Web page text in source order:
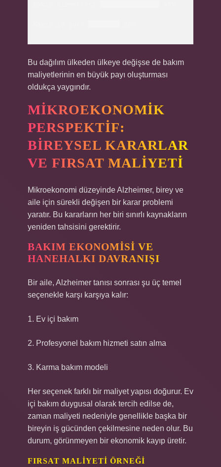
Bu dağılım ülkeden ülkeye değişse de bakım
maliyetlerinin en büyük payı oluşturması
oldukça yaygındır.
MIKROEKONOMIK
PERSPEKTIF:
BIREYSEL KARARLAR
VE FIRSAT MALIYETI
Mikroekonomi düzeyinde Alzheimer, birey ve
aile için sürekli değişen bir karar problemi
yaratır. Bu kararların her biri sınırlı kaynakların
yeniden tahsisini gerektirir.
BAKIM EKONOMISI VE
HANEHALKI DAVRANIŞI
Bir aile, Alzheimer tanısı sonrası şu üç temel
seçenekle karşı karşıya kalır:
1. Ev içi bakım
2. Profesyonel bakım hizmeti satın alma
3. Karma bakım modeli
Her seçenek farklı bir maliyet yapısı doğurur. Ev
içi bakım duygusal olarak tercih edilse de,
zaman maliyeti nedeniyle genellikle başka bir
bireyin iş gücünden çekilmesine neden olur. Bu
durum, görünmeyen bir ekonomik kayıp üretir.
FIRSAT MALIYETI ÖRNEĞI